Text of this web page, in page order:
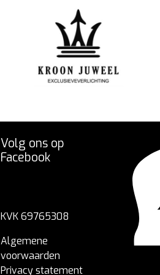
Volg ons op
Facebook
KVK 69765308
Algemene
voorwaarden
Privacy statement